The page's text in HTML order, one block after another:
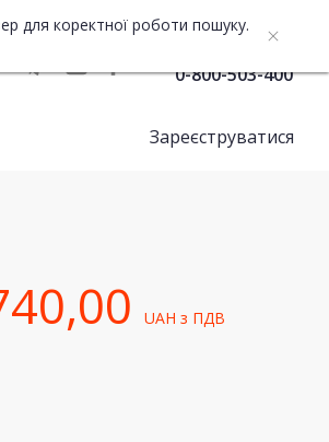
для коректної роботи пошуку.
0-800-503-400
Зареєструватися
UAHз ПДВ